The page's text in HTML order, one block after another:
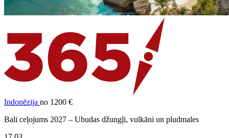
Indonēzija no 1200 €
Bali ceļojums 2027 – Ubudas džungļi, vulkāni un pludmales